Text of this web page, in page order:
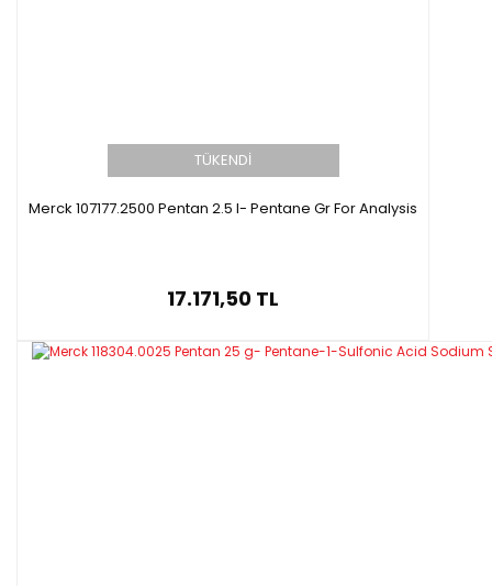
TÜKENDİ
Merck 107177.2500 Pentan 2.5 l- Pentane Gr For Analysis
17.171,50 TL